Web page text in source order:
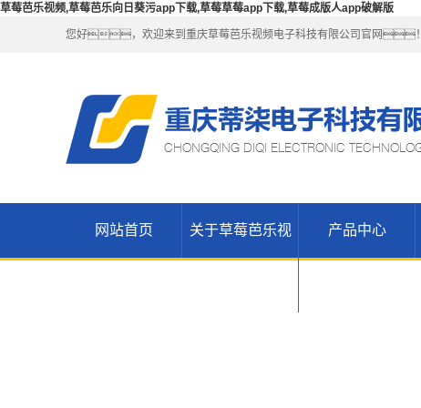
草莓芭乐视频,草莓芭乐向日葵污app下载,草莓草莓app下载,草莓成版人app破解版
您好，欢迎来到重庆草莓芭乐视频电子科技有限公司官网！
网站首页 关于草莓芭乐视
产品中心